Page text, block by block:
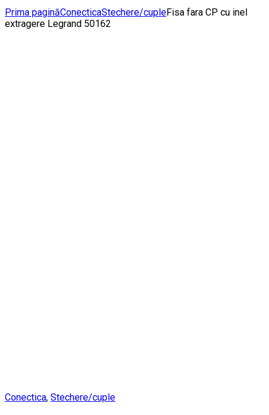
Prima paginăConecticaStechere/cupleFisa fara CP cu inel
extragere Legrand 50162
Conectica, Stechere/cuple